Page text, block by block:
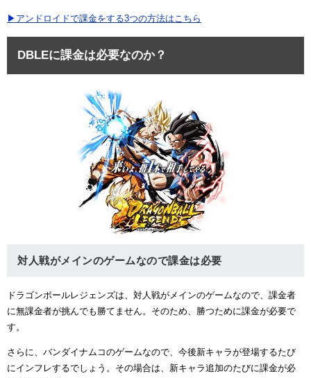
▶アンドロイドで課金をする3つの方法はこちら
DBLEに課金は必要なのか？
対人戦がメインのゲームなので課金は必要
ドラゴンボールレジェンズは、対人戦がメインのゲームなので、課金者
に無課金者が挑んでも勝てません。そのため、勝つために課金が必要で
す。
さらに、バンダイナムコのゲームなので、今後新キャラが登場するたび
にインフレするでしょう。その場合は、新キャラ追加のたびに課金が必